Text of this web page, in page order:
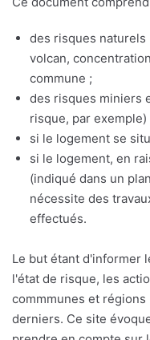
des risques naturels
volcan,
commune ;
des risques miniers
risque, par exemple)
si le logement se
si le logement, en
(indiqué dans un
nécessite des
effectués.
Le but étant d'informer
l'état de risque, les
commmunes et
derniers. Ce site